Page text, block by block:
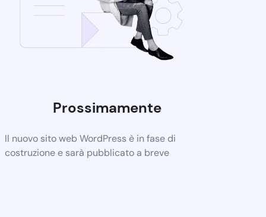
Prossimamente
Il nuovo sito web WordPress è in fase di
costruzione e sarà pubblicato a breve